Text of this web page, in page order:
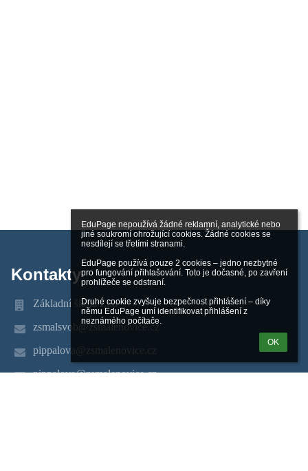
EduPage nepoužívá žádné reklamní, analytické nebo
jiné soukromí ohrožující cookies. Žádné cookies se
nesdílejí se třetími stranami.
EduPage používá pouze 2 cookies – jedno nezbytné
pro fungování přihlašování. Toto je dočasné, po zavření
prohlížeče se odstraní.
Druhé cookie zvyšuje bezpečnost přihlášení – díky
němu EduPage umí identifikovat přihlášení z
neznámého počítače.
OK
Kontakty
Základní škola Zlín
zsmalsvob@zsmalenovice.cz
pippalova@zsmalenovice.cz
pippalova@zsmalenovice.cz